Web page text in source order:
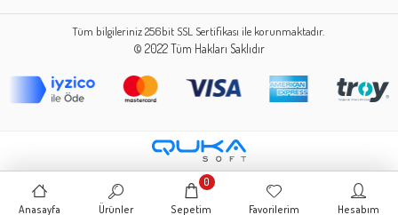
Tüm bilgileriniz 256bit SSL Sertifikası ile korunmaktadır.
© 2022Tüm Hakları Saklıdır
Anasayfa Ürünler Sepetim
0
Favorilerim Hesabım